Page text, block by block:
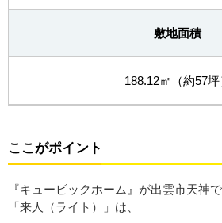
敷地面積
188.12㎡（約57坪
ここがポイント
『キュービックホーム』が出雲市天神
「来人（ライト）」は、